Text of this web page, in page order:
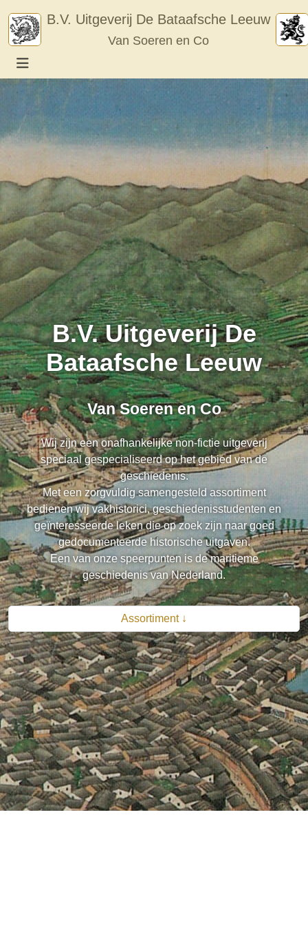
content
B.V. Uitgeverij De Bataafsche Leeuw
Van Soeren en Co
B.V. Uitgeverij De
Bataafsche Leeuw
Van Soeren en Co
Wij zijn een onafhankelijke non-fictie uitgeverij
speciaal gespecialiseerd op het gebied van de
geschiedenis.
Met een zorgvuldig samengesteld assortiment
bedienen wij vakhistorici, geschiedenisstudenten en
geïnteresseerde leken die op zoek zijn naar goed
gedocumenteerde historische uitgaven.
Een van onze speerpunten is de maritieme
geschiedenis van Nederland.
Assortiment ↓